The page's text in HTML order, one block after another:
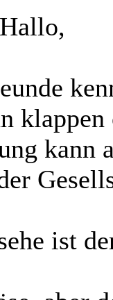
Hallo,
kann
ist